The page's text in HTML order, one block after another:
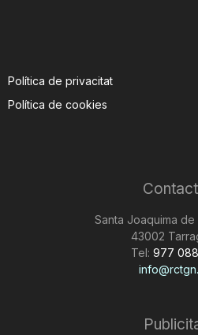
Política de privacitat
Política de cookies
Santa Joaquima de
43002
Tel: 977